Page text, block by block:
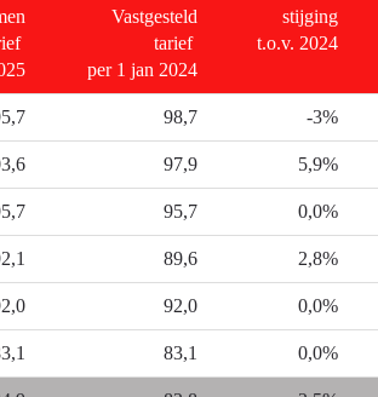
Vastgesteld
tarief
per 1 jan 2024
stijging
t.o.v. 2024
98,7 -3%
97,9 5,9%
95,7 0,0%
89,6 2,8%
92,0 0,0%
83,1 0,0%